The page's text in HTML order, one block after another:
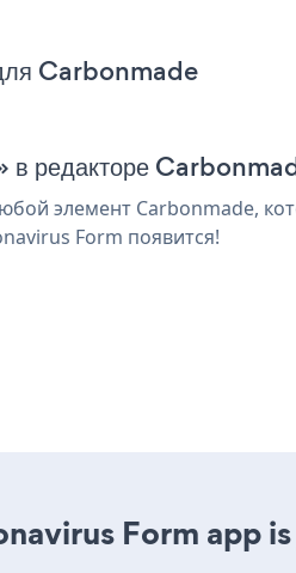
Carbonmade
в редакторе
элемент Carbonmade,
Form появится!
Form app